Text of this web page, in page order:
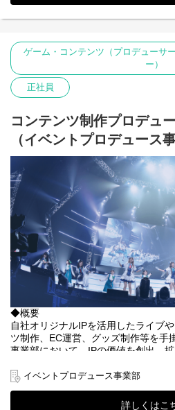
≪具体的なイベント≫
自社ゲームIPを活用したライブ（過
https://t7s.jp/live/alongtheway/
自社ゲームIPを活用したアニメイベン
AGF2022の『ブラックスター -
https://blackstar-ts.jp/category/news/
◆業務内容
・各種イベントセクションの手配・仲
・イベント必要資料の作成、発注物
・イベント収支の管理
・イベントプロデュース
◆仕事のやりがい
・自分たちの版権、IPを広める活動
・ゲーム、e-sports、ファッションな
ンタメを取り扱える
・担当したイベントが盛り上がり成
の声が聴ける
・著名なアーティスト、声優の方々
◆選考フロー
①書類選考 ※履歴書（顔写真付）、
年収必須
↓
②1次面接（現場リーダークラス）
↓
↓
④内定・オファー面談
※選考状況によっては面接が増える
ゲーム・コンテンツ（プロデューサ
ー）
正社員
コンテンツ制作プロデュ
（イベントプロデュース事
◆概要
自社オリジナルIPを活用したライブ
ツ制作、EC運営、グッズ制作等を手
事業部において、IPの価値を創出、
◆募集背景
イベントプロデュース事業部の事業
イベントプロデュース事業部
詳しくはこ